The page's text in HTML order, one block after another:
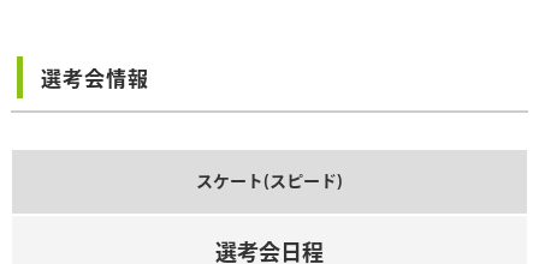
選考会情報
スケート(スピード)
選考会日程